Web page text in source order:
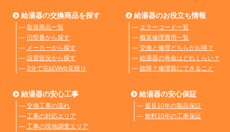
給湯器の交換商品を探す
― 取扱商品一覧
― 旧型番から探す
― メーカーから探す
― 設置状況から探す
― 3分で完結Web見積り
給湯器のお役立ち情報
― エラーコード一覧
― 概算修理費用一覧
― 交換と修理どちらがお得？
― 給湯器の寿命はどれくらい？
― 故障？修理前にできること
給湯器の安心工事
― 交換工事の流れ
― 工事の対応エリア
― 工事の現地調査エリア
給湯器の安心保証
― 最長10年の製品保証
― 無料10年の工事保証